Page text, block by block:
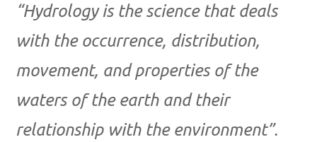
“Hydrology is the science that deals
with the occurrence, distribution,
movement, and properties of the
waters of the earth and their
relationship with the environment”.